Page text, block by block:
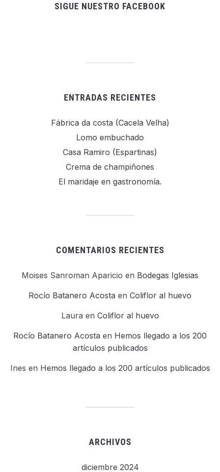
SIGUE NUESTRO FACEBOOK
ENTRADAS RECIENTES
Fábrica da costa (Cacela Velha)
Lomo embuchado
Casa Ramiro (Espartinas)
Crema de champiñones
El maridaje en gastronomía.
COMENTARIOS RECIENTES
Moises Sanroman Aparicio en Bodegas Iglesias
Rocío Batanero Acosta en Coliflor al huevo
Laura en Coliflor al huevo
Rocío Batanero Acosta en Hemos llegado a los 200
artículos publicados
Ines en Hemos llegado a los 200 artículos publicados
ARCHIVOS
diciembre 2024